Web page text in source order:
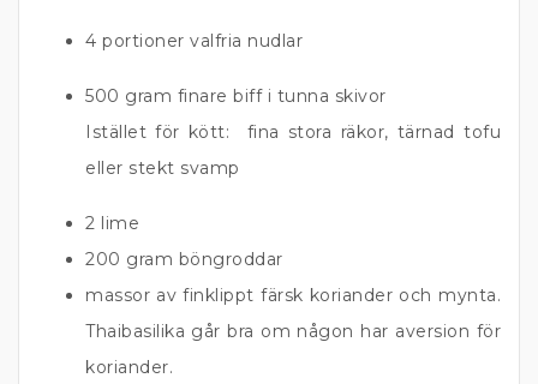
4 portioner valfria nudlar
500 gram finare biff i tunna skivor
Istället för kött: fina stora räkor, tärnad tofu
eller stekt svamp
2 lime
200 gram böngroddar
massor av finklippt färsk koriander och mynta.
Thaibasilika går bra om någon har aversion för
koriander.